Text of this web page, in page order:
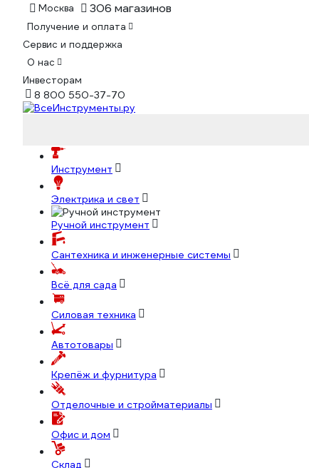
Москва 306 магазинов
Получение и оплата
Сервис и поддержка
О нас
Инвесторам
8 800 550-37-70
Инструмент
Электрика и свет
Ручной инструмент
Сантехника и инженерные системы
Всё для сада
Силовая техника
Автотовары
Крепёж и фурнитура
Отделочные и стройматериалы
Офис и дом
Склад